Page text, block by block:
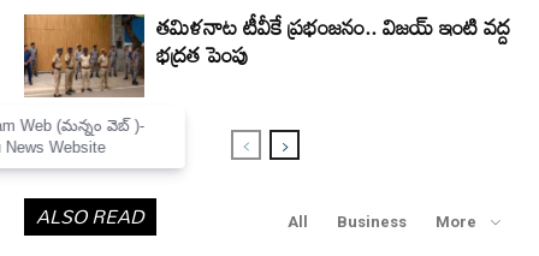
తమిళనాట టీవీకే ప్రభంజనం.. విజయ్ ఇంటి వద్ద
భద్రత పెంపు
ALSO READ All Business More
×
Mannam Web (మన్నం వెబ్ )-
Telugu News Website